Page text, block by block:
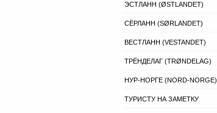
ЭСТЛАНН (ØSTLANDET)
СЁРЛАНН (SØRLANDET)
ВЕСТЛАНН (VESTANDET)
ТРЁНДЕЛАГ (TRØNDELAG)
НУР-НОРГЕ (NORD-NORGE)
ТУРИСТУ НА ЗАМЕТКУ